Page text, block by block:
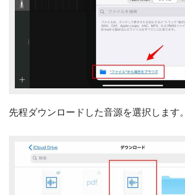
先程ダウンロードした音源を選択します。